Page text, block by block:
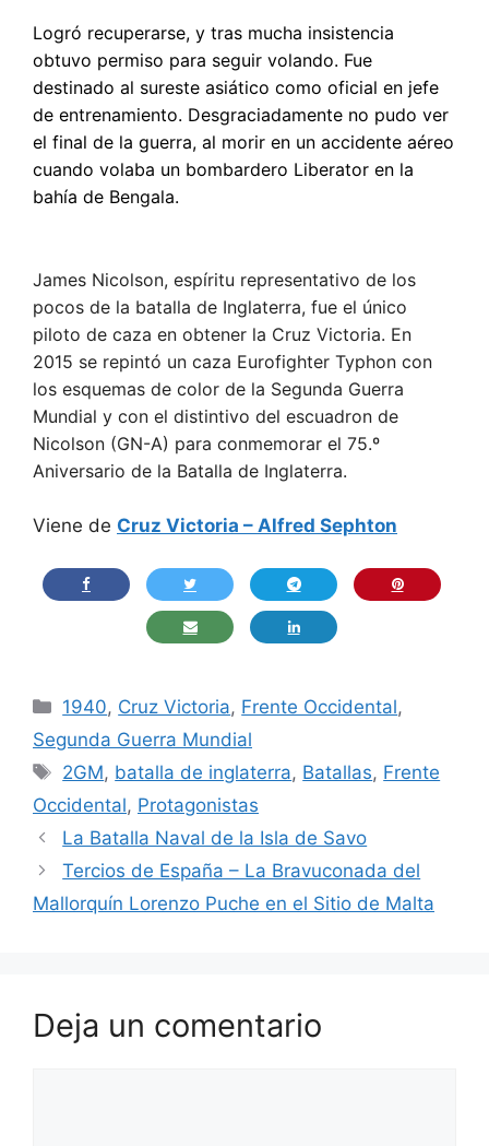
Logró recuperarse, y tras mucha insistencia
obtuvo permiso para seguir volando. Fue
destinado al sureste asiático como oficial en jefe
de entrenamiento. Desgraciadamente no pudo ver
el final de la guerra, al morir en un accidente aéreo
cuando volaba un bombardero Liberator en la
bahía de Bengala.
James Nicolson, espíritu representativo de los
pocos de la batalla de Inglaterra, fue el único
piloto de caza en obtener la Cruz Victoria. En
2015 se repintó un caza Eurofighter Typhon con
los esquemas de color de la Segunda Guerra
Mundial y con el distintivo del escuadron de
Nicolson (GN-A) para conmemorar el 75.º
Aniversario de la Batalla de Inglaterra.
Viene de Cruz Victoria – Alfred Sephton
Categorías
1940, Cruz Victoria, Frente Occidental,
Segunda Guerra Mundial
Etiquetas
2GM, batalla de inglaterra, Batallas, Frente
Occidental, Protagonistas
La Batalla Naval de la Isla de Savo
Tercios de España – La Bravuconada del
Mallorquín Lorenzo Puche en el Sitio de Malta
Deja un comentario